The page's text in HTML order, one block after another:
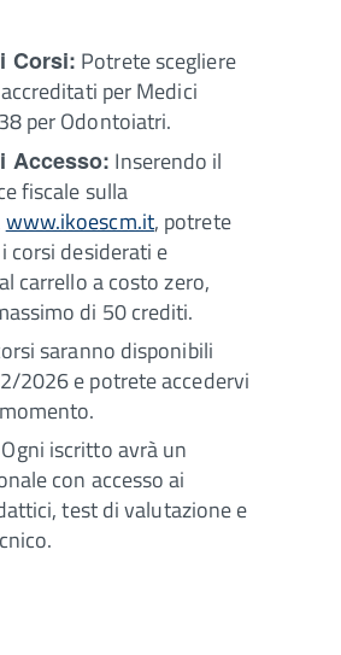
Corsi: Potrete scegliere
per Medici
per Odontoiatri.
Accesso: Inserendo il
fiscale sulla
www.ikoescm.it, potrete
corsi desiderati e
carrello a costo zero,
di 50 crediti.
saranno disponibili
2026 e potrete accedervi
Ogni iscritto avrà un
con accesso ai
test di valutazione e